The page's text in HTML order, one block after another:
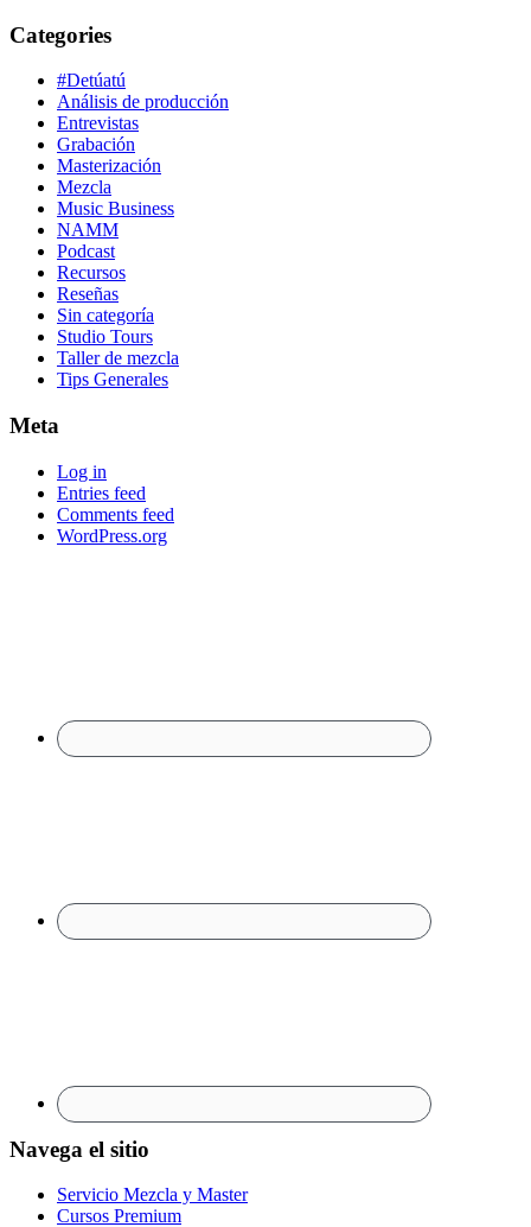
Categories
#Detúatú
Análisis de producción
Entrevistas
Grabación
Masterización
Mezcla
Music Business
NAMM
Podcast
Recursos
Reseñas
Sin categoría
Studio Tours
Taller de mezcla
Tips Generales
Meta
Log in
Entries feed
Comments feed
WordPress.org
Navega el sitio
Servicio Mezcla y Master
Cursos Premium